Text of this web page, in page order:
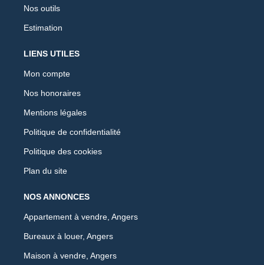
Nos outils
Estimation
LIENS UTILES
Mon compte
Nos honoraires
Mentions légales
Politique de confidentialité
Politique des cookies
Plan du site
NOS ANNONCES
Appartement à vendre, Angers
Bureaux à louer, Angers
Maison à vendre, Angers